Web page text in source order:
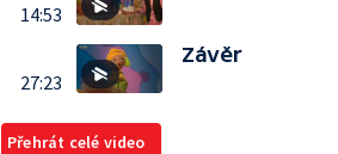
14:53
27:23
Závěr
Přehrát celé video